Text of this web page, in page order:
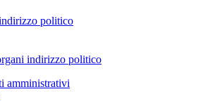
politico
indirizzo politico
amministrativi